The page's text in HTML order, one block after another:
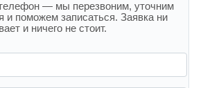
— мы перезвоним, уточним
и поможем записаться. Заявка ни
и ничего не стоит.